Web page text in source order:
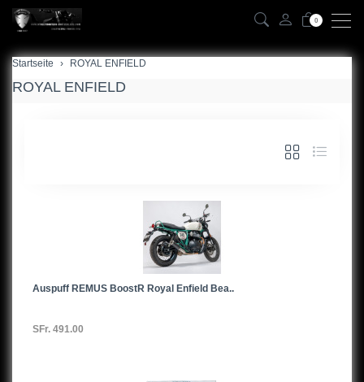
0
Startseite ROYAL ENFIELD
ROYAL ENFIELD
Auspuff REMUS BoostR Royal Enfield Bea..
SFr. 491.00